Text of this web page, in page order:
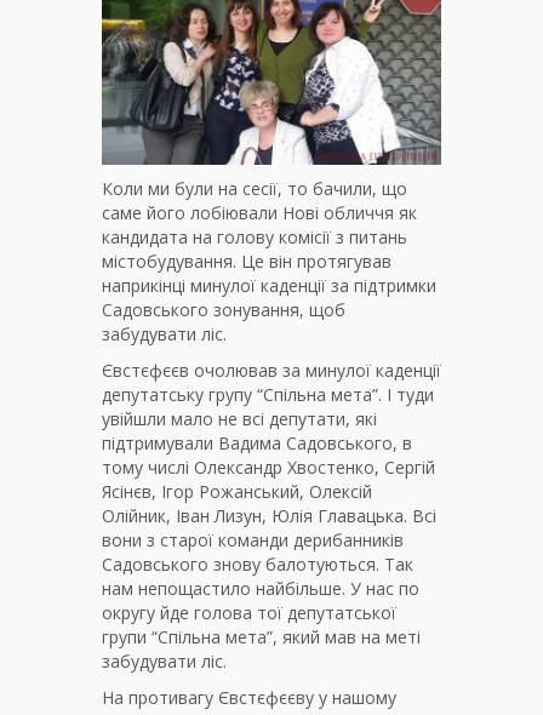
Коли ми були на сесії, то бачили, що
саме його лобіювали Нові обличчя як
кандидата на голову комісії з питань
містобудування. Це він протягував
наприкінці минулої каденції за підтримки
Садовського зонування, щоб
забудувати ліс.
Євстєфєєв очолював за минулої каденції
депутатську групу “Спільна мета”. І туди
увійшли мало не всі депутати, які
підтримували Вадима Садовського, в
тому числі Олександр Хвостенко, Сергій
Ясінєв, Ігор Рожанський, Олексій
Олійник, Іван Лизун, Юлія Главацька. Всі
вони з старої команди дерибанників
Садовського знову балотуються. Так
нам непощастило найбільше. У нас по
округу йде голова тої депутатської
групи “Спільна мета”, який мав на меті
забудувати ліс.
На противагу Євстєфєєву у нашому